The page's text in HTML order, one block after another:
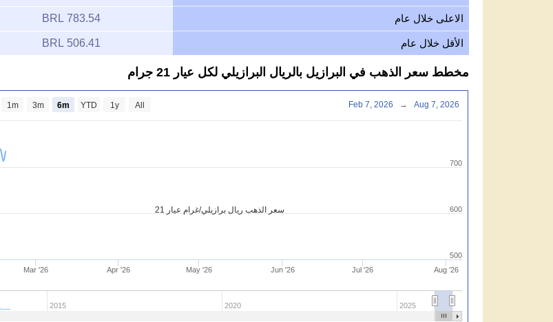
الاعلى خلال عام 783.54 BRL
الأقل خلال عام 506.41 BRL
مخطط سعر الذهب في البرازيل بالريال البرازيلي لكل عيار 21 جرام
سعر الذهب ريال برازيلي/غرام عيار 21
Mar '26 Apr '26 May '26 Jun '26 Jul '26 Aug '26
2015 2020 2025
600
700
500
1m 3m 6m YTD 1y All Feb 7, 2026 → Aug 7, 2026